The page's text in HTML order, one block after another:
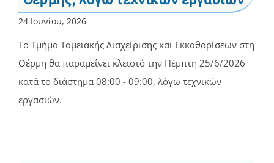
24 Ιουνίου, 2026
Το Τμήμα Ταμειακής Διαχείρισης και Εκκαθαρίσεων στη
Θέρμη θα παραμείνει κλειστό την Πέμπτη 25/6/2026
κατά το διάστημα 08:00 - 09:00, λόγω τεχνικών
εργασιών.